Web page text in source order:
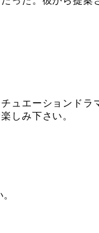
ュエーションドラ
しみ下さい。